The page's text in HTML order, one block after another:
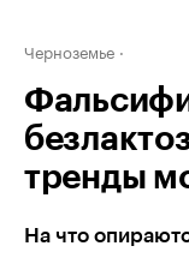
Черноземье
тренды
На что